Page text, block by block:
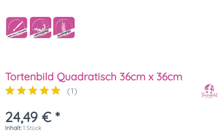
Tortenbild Quadratisch 36cm x 36cm
(1)
24,49 € *
Inhalt: 1 Stück